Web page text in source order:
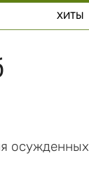
ХИТЫ
осужденных